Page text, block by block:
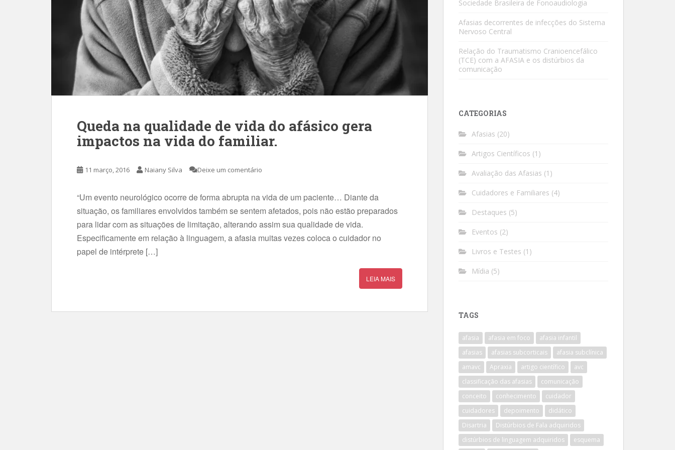
Queda na qualidade de vida do afásico gera
impactos na vida do familiar.
11 março, 2016 Naiany Silva Deixe um comentário
“Um evento neurológico ocorre de forma abrupta na vida de um paciente… Diante da
situação, os familiares envolvidos também se sentem afetados, pois não estão preparados
para lidar com as situações de limitação, alterando assim sua qualidade de vida.
Especificamente em relação à linguagem, a afasia muitas vezes coloca o cuidador no
papel de intérprete […]
LEIA MAIS
Sociedade Brasileira de Fonoaudiologia
Afasias decorrentes de infecções do Sistema
Nervoso Central
Relação do Traumatismo Cranioencefálico
(TCE) com a AFASIA e os distúrbios da
comunicação
CATEGORIAS
Afasias (20)
Artigos Científicos (1)
Avaliação das Afasias (1)
Cuidadores e Familiares (4)
Destaques (5)
Eventos (2)
Livros e Testes (1)
Mídia (5)
TAGS
afasia afasia em foco
afasia infantil
afasias
afasias subcorticais
afasia subclínica
amavc
Apraxia artigo científico
avc
classificação das afasias
comunicação
conceito
conhecimento
cuidador
cuidadores
depoimento
didático
Disartria
Distúrbios de Fala adquiridos
distúrbios de linguagem adquiridos
esquema